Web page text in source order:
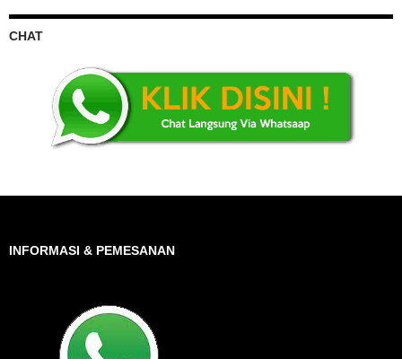
CHAT
INFORMASI & PEMESANAN